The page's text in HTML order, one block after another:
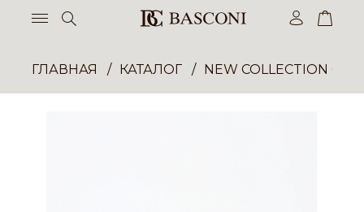
ГЛАВНАЯ КАТАЛОГ NEW COLLECTION